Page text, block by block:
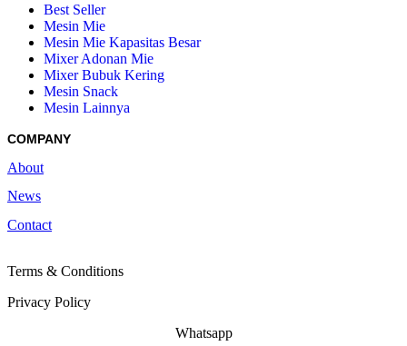
Best Seller
Mesin Mie
Mesin Mie Kapasitas Besar
Mixer Adonan Mie
Mixer Bubuk Kering
Mesin Snack
Mesin Lainnya
COMPANY
About
News
Contact
Terms & Conditions
Privacy Policy
Whatsapp